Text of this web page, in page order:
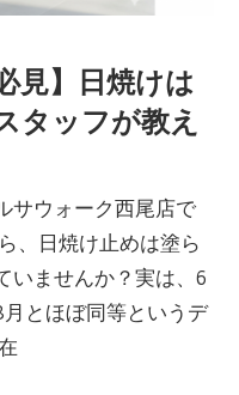
見】日焼けは
タッフが教え
サウォーク西尾店で
、日焼け止めは塗ら
いませんか？実は、6
とほぼ同等というデ